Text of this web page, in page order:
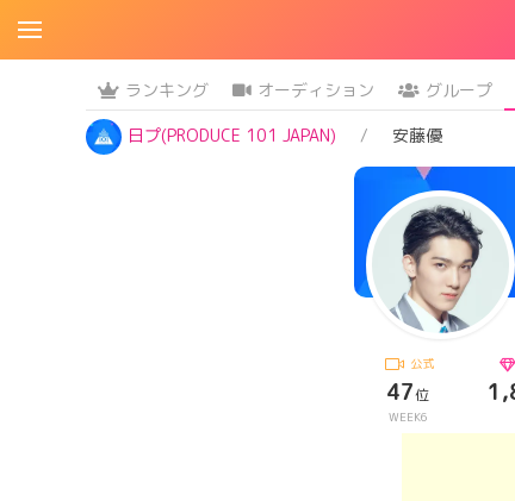
ランキング オーディション グループ
日プ(PRODUCE 101 JAPAN)
安藤優
公式
47位
WEEK6